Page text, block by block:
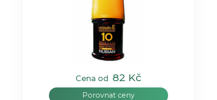
Cena od 82 Kč
Porovnat ceny